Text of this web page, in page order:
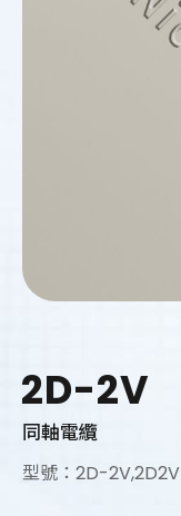
2D-2V
同軸電纜
型號：2D-2V,2D2V